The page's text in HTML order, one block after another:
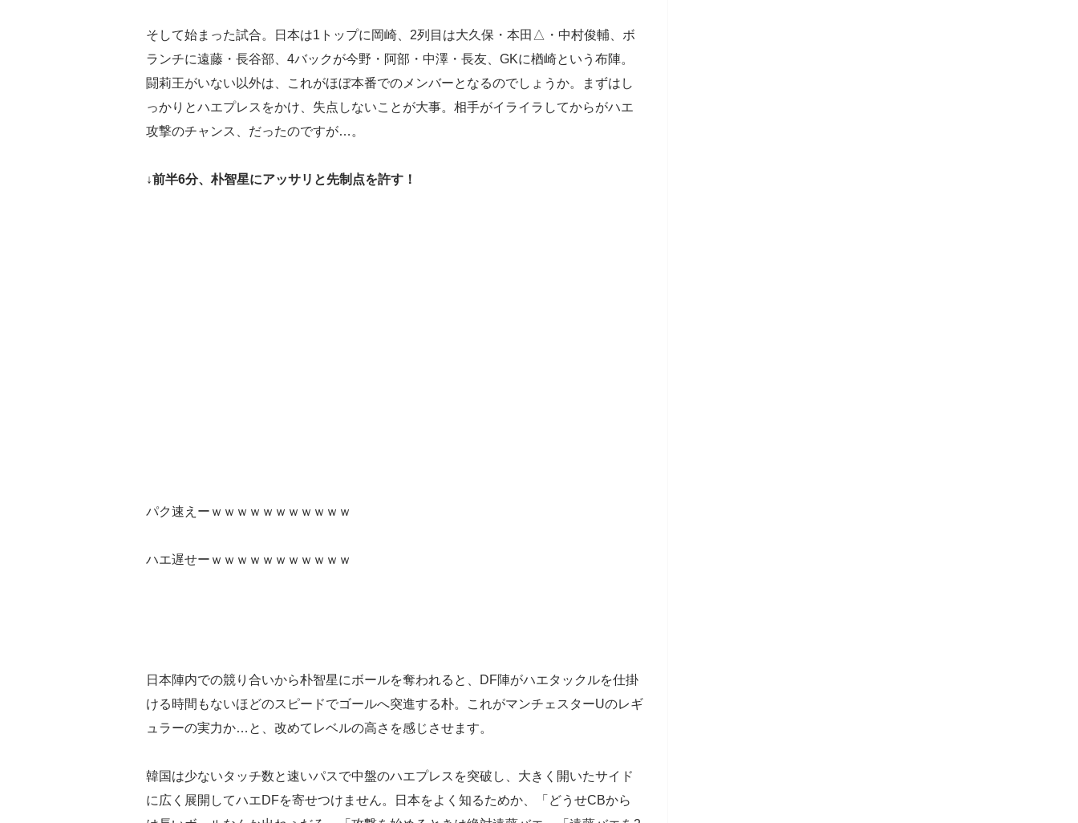
そして始まった試合。日本は1トップに岡崎、2列目は大久保・本田△・中村俊輔、ボ
ランチに遠藤・長谷部、4バックが今野・阿部・中澤・長友、GKに楢崎という布陣。
闘莉王がいない以外は、これがほぼ本番でのメンバーとなるのでしょうか。まずはし
っかりとハエプレスをかけ、失点しないことが大事。相手がイライラしてからがハエ
攻撃のチャンス、だったのですが…。
↓前半6分、朴智星にアッサリと先制点を許す！
パク速えーｗｗｗｗｗｗｗｗｗｗｗ
ハエ遅せーｗｗｗｗｗｗｗｗｗｗｗ
日本陣内での競り合いから朴智星にボールを奪われると、DF陣がハエタックルを仕掛
ける時間もないほどのスピードでゴールへ突進する朴。これがマンチェスターUのレギ
ュラーの実力か…と、改めてレベルの高さを感じさせます。
韓国は少ないタッチ数と速いパスで中盤のハエプレスを突破し、大きく開いたサイド
に広く展開してハエDFを寄せつけません。日本をよく知るためか、「どうせCBから